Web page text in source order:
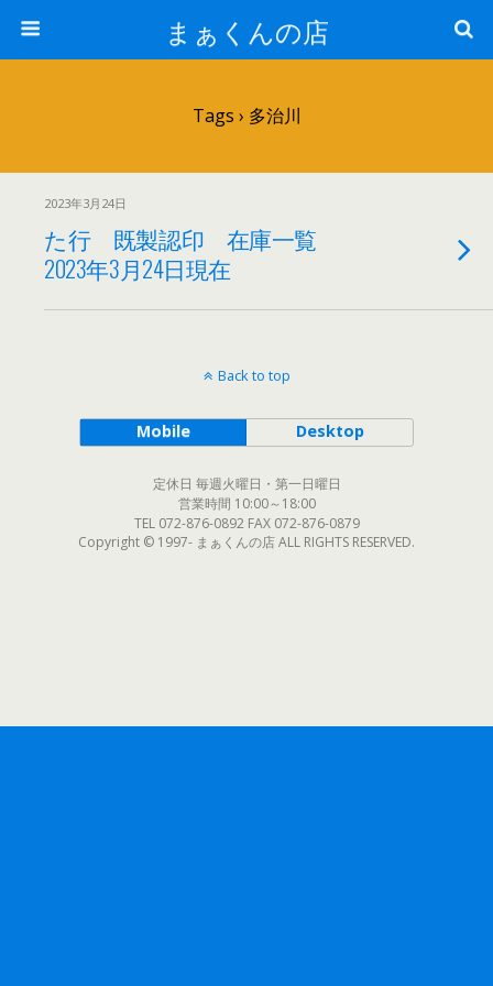
まぁくんの店
Tags › 多治川
2023年3月24日
た行 既製認印 在庫一覧
2023年3月24日現在
Back to top
Mobile Desktop
定休日 毎週火曜日・第一日曜日
営業時間 10:00～18:00
TEL 072-876-0892 FAX 072-876-0879
Copyright © 1997- まぁくんの店 ALL RIGHTS RESERVED.